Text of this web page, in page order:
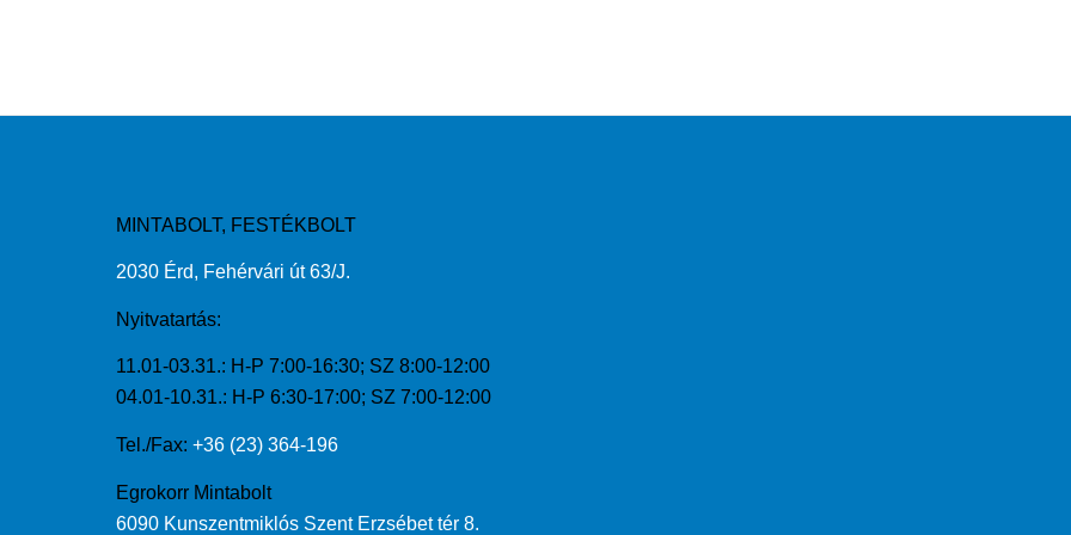
MINTABOLT, FESTÉKBOLT
2030 Érd, Fehérvári út 63/J.
Nyitvatartás:
11.01-03.31.: H-P 7:00-16:30; SZ 8:00-12:00
04.01-10.31.: H-P 6:30-17:00; SZ 7:00-12:00
Tel./Fax: +36 (23) 364-196
Egrokorr Mintabolt
6090 Kunszentmiklós Szent Erzsébet tér 8.